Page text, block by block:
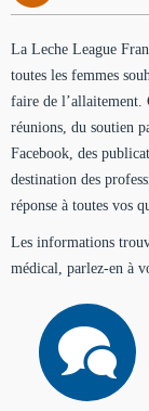
La Leche League
toutes les femmes
faire de l’allaitement.
réunions, du soutien
Facebook, des
destination des
réponse à toutes vos
Les informations
médical, parlez-en à